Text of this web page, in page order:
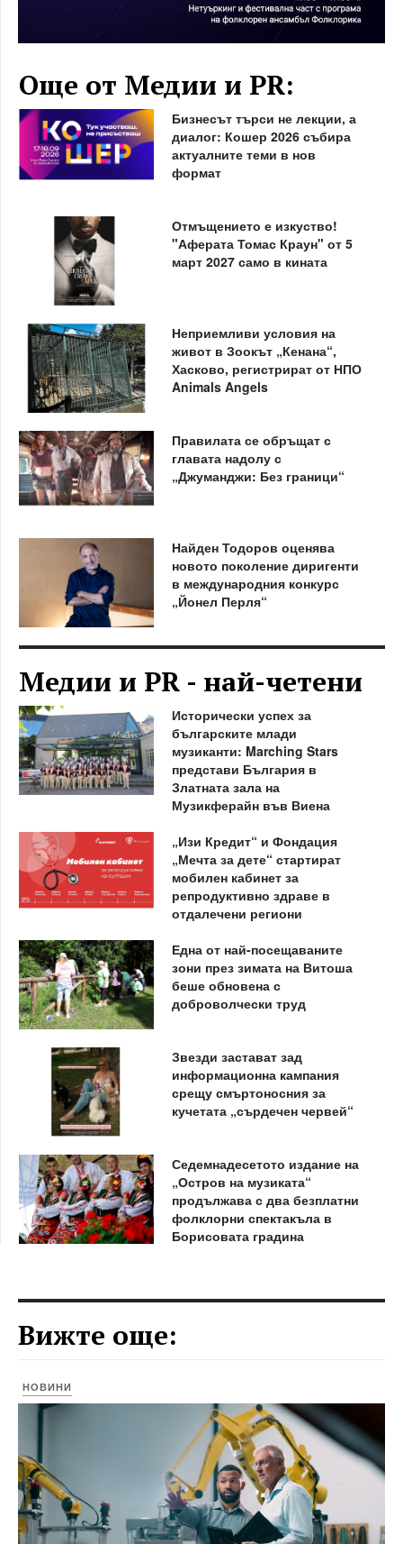
Още от Медии и PR:
Бизнесът търси не лекции, а
диалог: Кошер 2026 събира
актуалните теми в нов
формат
Отмъщението е изкуство!
"Аферата Томас Краун" от 5
март 2027 само в кината
Неприемливи условия на
живот в Зоокът „Кенана“,
Хасково, регистрират от НПО
Animals Angels
Правилата се обръщат с
главата надолу с
„Джуманджи: Без граници“
Найден Тодоров оценява
новото поколение диригенти
в международния конкурс
„Йонел Перля“
Медии и PR - най-четени
Исторически успех за
българските млади
музиканти: Marching Stars
представи България в
Златната зала на
Музикферайн във Виена
„Изи Кредит“ и Фондация
„Мечта за дете“ стартират
мобилен кабинет за
репродуктивно здраве в
отдалечени региони
Една от най-посещаваните
зони през зимата на Витоша
беше обновена с
доброволчески труд
Звезди застават зад
информационна кампания
срещу смъртоносния за
кучетата „сърдечен червей“
Седемнадесетото издание на
„Остров на музиката“
продължава с два безплатни
фолклорни спектакъла в
Борисовата градина
Вижте още:
НОВИНИ